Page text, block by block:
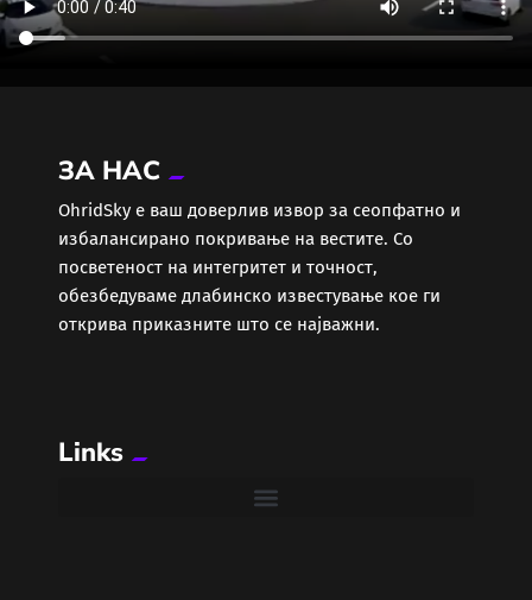
ЗА НАС
ОhridSky е ваш доверлив извор за сеопфатно и
избалансирано покривање на вестите. Со
посветеност на интегритет и точност,
обезбедуваме длабинско известување кое ги
открива приказните што се најважни.
Links